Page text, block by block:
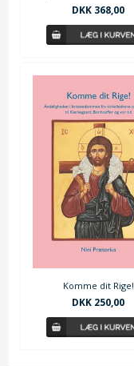
DKK 368,00
Komme dit Rige!
DKK 250,00